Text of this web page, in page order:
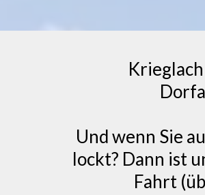
Und wenn Sie
lockt? Dann ist
Fahrt